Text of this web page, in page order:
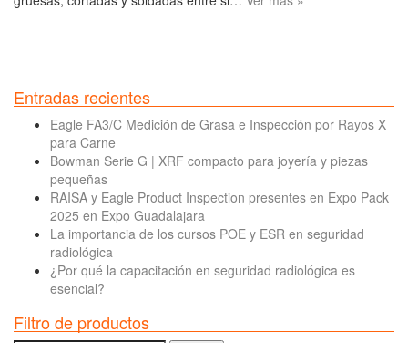
Entradas recientes
Eagle FA3/C Medición de Grasa e Inspección por Rayos X
para Carne
Bowman Serie G | XRF compacto para joyería y piezas
pequeñas
RAISA y Eagle Product Inspection presentes en Expo Pack
2025 en Expo Guadalajara
La importancia de los cursos POE y ESR en seguridad
radiológica
¿Por qué la capacitación en seguridad radiológica es
esencial?
Filtro de productos